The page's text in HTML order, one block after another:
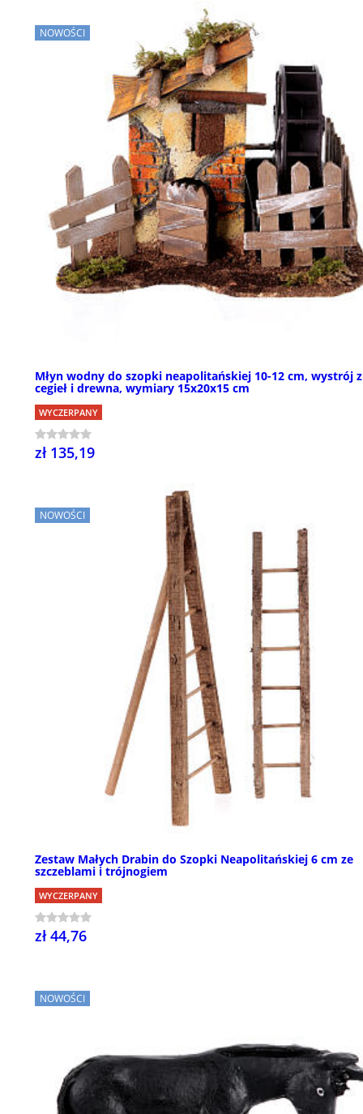
NOWOŚCI
Młyn wodny do szopki neapolitańskiej 10-12 cm, wystrój z
cegieł i drewna, wymiary 15x20x15 cm
WYCZERPANY
zł 135,19
NOWOŚCI
Zestaw Małych Drabin do Szopki Neapolitańskiej 6 cm ze
szczeblami i trójnogiem
WYCZERPANY
zł 44,76
NOWOŚCI